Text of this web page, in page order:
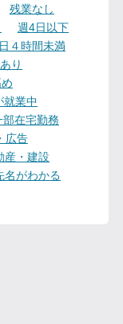
残業なし
週4日以下
４時間未満
り
就業中
部在宅勤務
広告
産・建設
名がわかる